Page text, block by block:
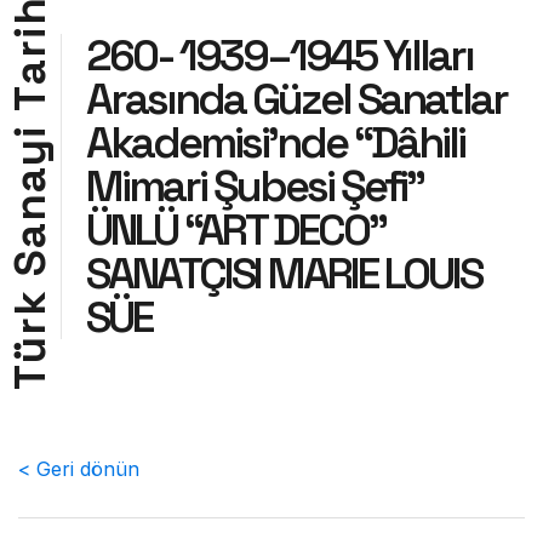
T
ü
r
k
S
a
n
a
y
i
T
a
r
i
h
260- 1939–1945 Yılları
Arasında Güzel Sanatlar
Akademisi’nde “Dâhili
Mimari Şubesi Şefi”
ÜNLÜ “ART DECO”
SANATÇISI MARIE LOUIS
SÜE
< Geri dönün